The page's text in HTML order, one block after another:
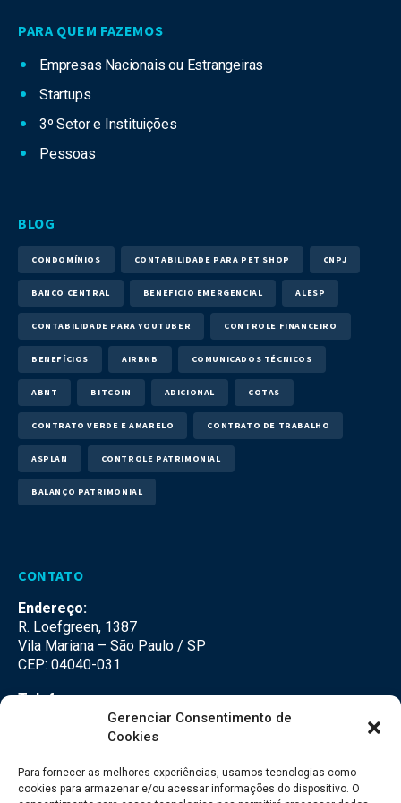
Gerenciar Consentimento de
Cookies
Para fornecer as melhores experiências, usamos tecnologias como
cookies para armazenar e/ou acessar informações do dispositivo. O
PARA QUEM FAZEMOS
Empresas Nacionais ou Estrangeiras
Startups
3º Setor e Instituições
Pessoas
BLOG
CONDOMÍNIOS CONTABILIDADE PARA PET SHOP CNPJ
BANCO CENTRAL BENEFICIO EMERGENCIAL ALESP
CONTABILIDADE PARA YOUTUBER CONTROLE FINANCEIRO
BENEFÍCIOS AIRBNB COMUNICADOS TÉCNICOS
ABNT BITCOIN ADICIONAL COTAS
CONTRATO VERDE E AMARELO CONTRATO DE TRABALHO
ASPLAN CONTROLE PATRIMONIAL
BALANÇO PATRIMONIAL
CONTATO
Endereço:
R. Loefgreen, 1387
Vila Mariana – São Paulo / SP
CEP: 04040-031
Telefone:
(11) 3500-3500
falecom@seteco.com.br